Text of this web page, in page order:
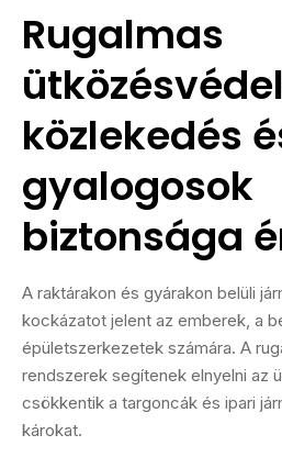
Rugalmas
közlekedés
gyalogosok
biztonsága
A raktárakon és gyárakon belüli
kockázatot jelent az emberek, a
épületszerkezetek számára. A
rendszerek segítenek elnyelni az
csökkentik a targoncák és ipari
károkat.